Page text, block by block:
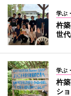
学ぶ
杵
世
学ぶ
杵
シ